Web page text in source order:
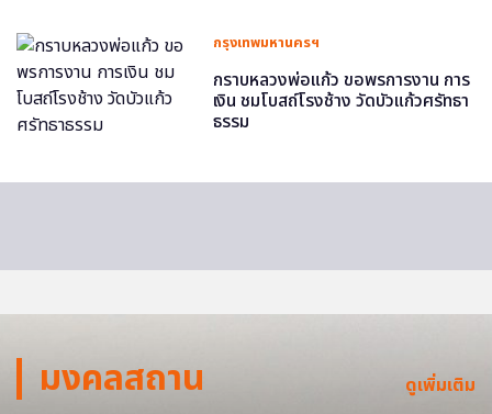
กรุงเทพมหานครฯ
กราบหลวงพ่อแก้ว ขอพรการงาน การ
เงิน ชมโบสถ์โรงช้าง วัดบัวแก้วศรัทธา
ธรรม
มงคลสถาน ดูเพิ่มเติม